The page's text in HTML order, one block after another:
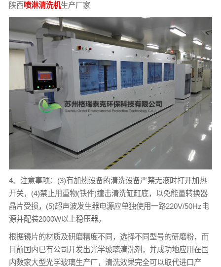
陕西喷淋清洗机生产厂家
4、注意事项：(3)有加热设备的清洗设备严禁无液时打开加热
开关，(4)禁止用重物(铁件)撞击清洗缸缸底，以免能量转换器
晶片受损，(5)超声波发生器电源应单独使用一路220V/50Hz电
源并配装2000W以上稳压器。
根据镜片的材质及研磨精度不同，选择不同型号的研磨粉，而
目前国内已有公司开发出光学玻璃清洗剂，并成功地应用在国
内数家大型光学玻璃生产厂，清洗效果完全可以取代进口产